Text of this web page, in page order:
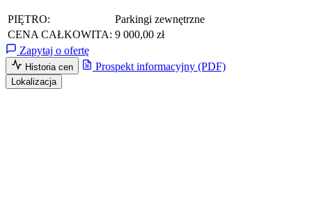
PIĘTRO:
Parkingi zewnętrzne
CENA CAŁKOWITA: 9 000,00 zł
Zapytaj o ofertę
Historia cen Prospekt informacyjny (PDF)
Lokalizacja